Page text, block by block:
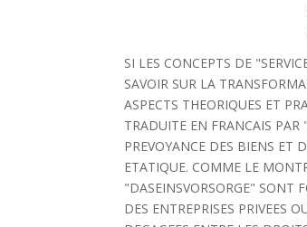
SI LES CONCEPTS DE
SAVOIR SUR LA
ASPECTS THEORIQUES ET
TRADUITE EN FRANCAIS PAR
PREVOYANCE DES BIENS ET
ETATIQUE. COMME LE
"DASEINSVORSORGE" SONT
DES ENTREPRISES PRIVEES